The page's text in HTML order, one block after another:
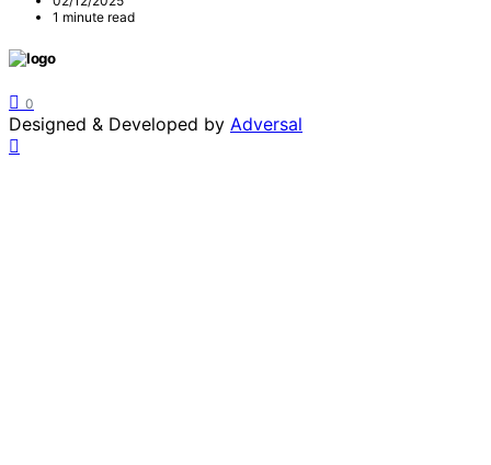
1 minute read
0
Designed & Developed by Adversal